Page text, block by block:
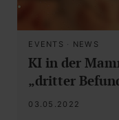
EVENTS · NEWS
KI in der
„dritter
03.05.2022